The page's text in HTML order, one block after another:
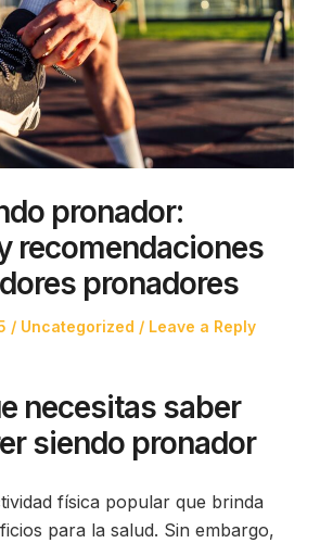
pronador:
recomendaciones
pronadores
Posted
Uncategorized Leave a Reply
necesitas saber
siendo pronador
física popular que brinda
para la salud. Sin embargo,